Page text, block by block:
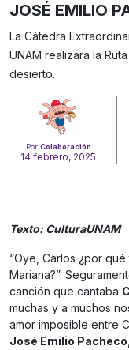
Por Colaboración
14 febrero, 2025
JOSÉ EMILIO
La Cátedra
UNAM realizará la
desierto.
Texto: CulturaUNAM
“Oye, Carlos ¿por
Mariana?”.
canción que cantaba
muchas y a muchos
amor imposible entre
José Emilio Pacheco,